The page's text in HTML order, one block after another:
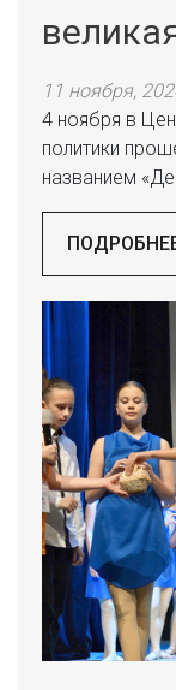
11 ноября,
4 ноября в
политики
названием